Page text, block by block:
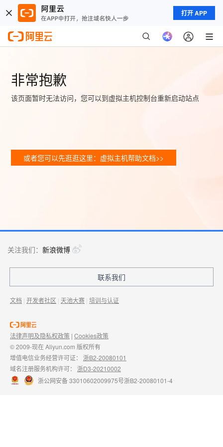
打开 APP
非常抱歉
该页面暂时无法访问，您可以到虚拟主机控制台重新启动站点
或者您可以先逛逛这里：虚拟主机帮助文档>>